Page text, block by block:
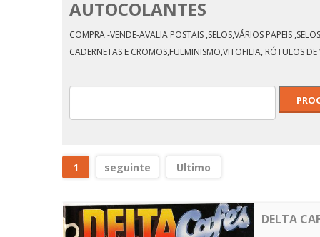
AUTOCOLANTES
COMPRA -VENDE-AVALIA POSTAIS ,SELOS,VÁRIOS PAPEIS
CADERNETAS E CROMOS,FULMINISMO,VITOFILIA, RÓTULOS
1 seguinte Ultimo
DELTA